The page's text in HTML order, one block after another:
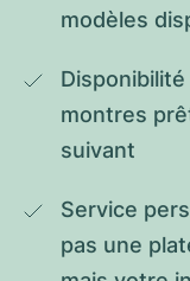
modèles
montres
suivant
Service
pas une